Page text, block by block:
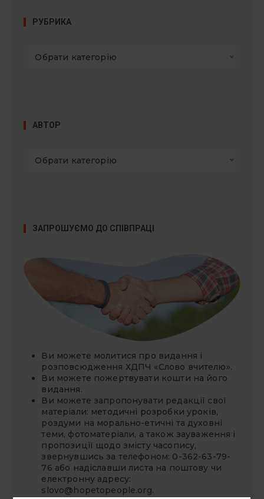
РУБРИКА
Обрати категорію
АВТОР
Обрати категорію
ЗАПРОШУЄМО ДО СПІВПРАЦІ
Ви можете молитися про видання і
розповсюдження ХДПЧ «Слово вчителю».
Ви можете пожертвувати кошти на його
видання.
Ви можете запропонувати редакції свої
матеріали: методичні розробки уроків,
роздуми на морально-етичні та духовні
теми, фотоматеріали, а також зауваження і
пропозиції щодо змісту часопису,
звернувшись за телефоном: 0-362-63-79-
76 або надіславши листа на поштову чи
електронну адресу:
slovo@hopetopeople.org.